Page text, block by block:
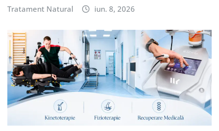
Tratament Natural iun. 8, 2026